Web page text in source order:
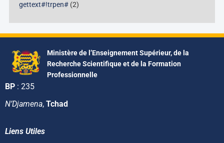
gettext#!trpen#(2)
Ministère de l’Enseignement Supérieur, de la
Recherche Scientifique et de la Formation
Professionnelle
BP : 235
N’Djamena, Tchad
Liens Utiles